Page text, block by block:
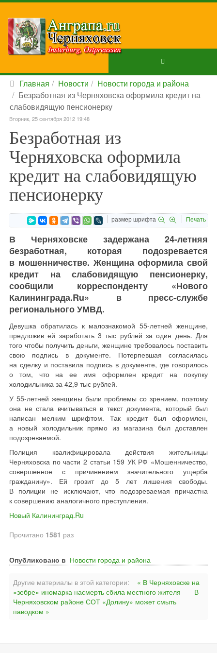
Главная Новости
Новости города и района
Безработная из Черняховска оформила кредит на
слабовидящую пенсионерку
Вторник, 25 сентября 2012 19:48
Безработная из
Черняховска оформила
кредит на слабовидящую
пенсионерку
размер шрифта Печать
В Черняховске задержана 24-летняя
безработная, которая подозревается
в мошенничестве. Женщина оформила свой
кредит на слабовидящую пенсионерку,
сообщили корреспонденту «Нового
Калининграда.Ru» в пресс-службе
регионального УМВД.
Девушка обратилась к малознакомой 55-летней женщине,
предложив ей заработать 3 тыс рублей за один день. Для
того чтобы получить деньги, женщине требовалось поставить
свою подпись в документе. Потерпевшая согласилась
на сделку и поставила подпись в документе, где говорилось
о том, что на ее имя оформлен кредит на покупку
холодильника за 42,9 тыс рублей.
У 55-летней женщины были проблемы со зрением, поэтому
она не стала вчитываться в текст документа, который был
написан мелким шрифтом. Так кредит был оформлен,
а новый холодильник прямо из магазина был доставлен
подозреваемой.
Полиция квалифицировала действия жительницы
Черняховска по части 2 статьи 159 УК РФ «Мошенничество,
совершенное с причинением значительного ущерба
гражданину». Ей грозит до 5 лет лишения свободы.
В полиции не исключают, что подозреваемая причастна
к совершению аналогичного преступления.
Новый Калининград.Ru
Прочитано 1581 раз
Опубликовано в Новости города и района
Другие материалы в этой категории:
« В Черняховске на
«зебре» иномарка насмерть сбила местного жителя
В
Черняховском районе СОТ «Долину» может смыть
паводком »